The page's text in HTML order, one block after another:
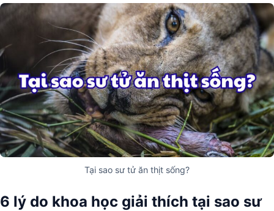
Tại sao sư tử ăn thịt sống?
6 lý do khoa học giải thích tại sao sư